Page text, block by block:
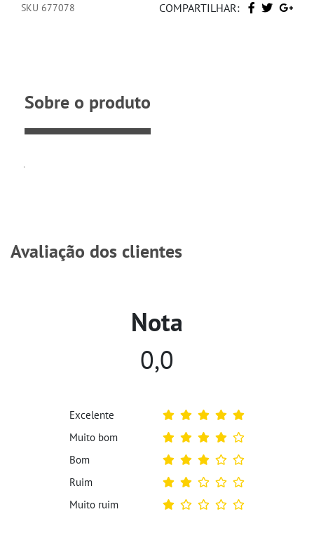
SKU 677078 COMPARTILHAR:
Sobre o produto
.
Avaliação dos clientes
Nota
0,0
Excelente
Muito bom
Bom
Ruim
Muito ruim